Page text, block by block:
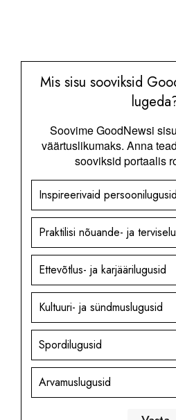
Mis sisu sooviksid
Soovime GoodNewsi
väärtuslikumaks. Anna
sooviksid portaalis
Inspireerivaid persoonilugusid
Praktilisi nõuande- ja
Ettevõtlus- ja karjäärilugusid
Kultuuri- ja sündmuslugusid
Spordilugusid
Arvamuslugusid